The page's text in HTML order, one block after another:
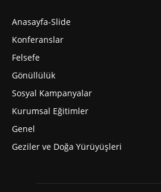
Anasayfa-Slide
Konferanslar
Felsefe
Gönüllülük
Sosyal Kampanyalar
Kurumsal Eğitimler
Genel
Geziler ve Doğa Yürüyüşleri